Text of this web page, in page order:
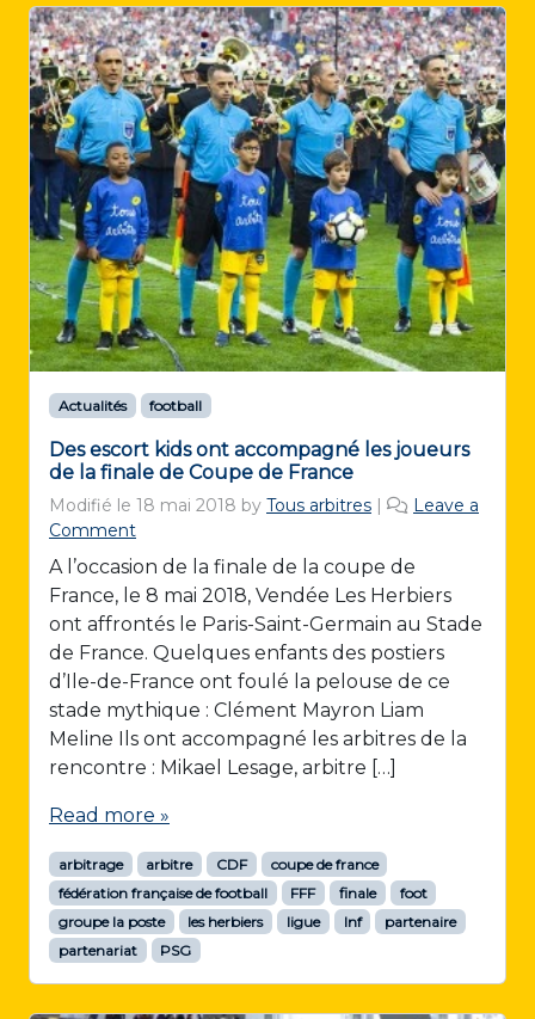
Actualités football
Des escort kids ont accompagné les joueurs
de la finale de Coupe de France
Modifié le 18 mai 2018 by Tous arbitres |
Leave a
Comment
A l’occasion de la finale de la coupe de
France, le 8 mai 2018, Vendée Les Herbiers
ont affrontés le Paris-Saint-Germain au Stade
de France. Quelques enfants des postiers
d’Ile-de-France ont foulé la pelouse de ce
stade mythique : Clément Mayron Liam
Meline Ils ont accompagné les arbitres de la
rencontre : Mikael Lesage, arbitre […]
Read more »
arbitrage arbitre CDF
coupe de france
fédération française de football
FFF finale
foot
groupe la poste
les herbiers ligue lnf
partenaire
partenariat
PSG